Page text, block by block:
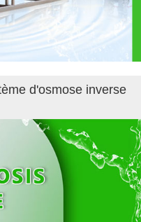
d'osmose inverse